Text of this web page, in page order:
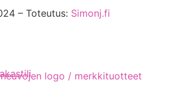
– Toteutus: Simonj.fi
logo / merkkituotteet